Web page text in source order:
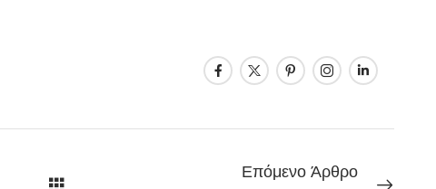
Επόμενο Άρθρο